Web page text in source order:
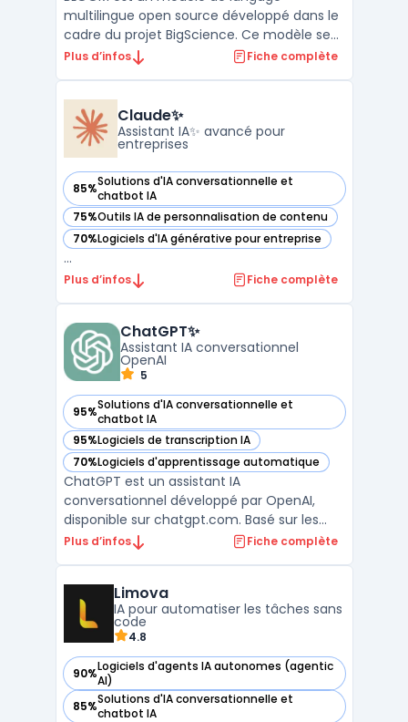
multilingue open source développé dans le
cadre du projet BigScience. Ce modèle se
distingue par sa capacité à générer du
milliards de paramètres, il figure parmi les
plus grands modèles de ...
Plus d’infos Fiche complète
Claude✨
Assistant IA✨ avancé pour
entreprises
85%Solutions d'IA conversationnelle et
chatbot IA
— voir Claude✨ dans cette catégorie
75%Outils IA de personnalisation de contenu
— voir Claude✨ dans cette catégorie
70%Logiciels d'IA générative pour entreprise
— voir Claude✨ dans cette catégorie
...
Plus d’infos Fiche complète
ChatGPT✨
Assistant IA conversationnel
OpenAI
5
95%Solutions d'IA conversationnelle et
chatbot IA
— voir ChatGPT✨ dans cette catégorie
95%Logiciels de transcription IA
— voir ChatGPT✨ dans cette catégorie
70%Logiciels d'apprentissage automatique
— voir ChatGPT✨ dans cette catégorie
ChatGPT est un assistant IA
conversationnel développé par OpenAI,
disponible sur chatgpt.com. Basé sur les
modèles GPT-4o, o3 et o4-mini selon le
structurées. OpenAI indique 300 millions
d'utilisateurs hebdom ...
Plus d’infos Fiche complète
Limova
IA pour automatiser les tâches sans
code
4.8
90%Logiciels d'agents IA autonomes (agentic
AI)
— voir Limova dans cette catégorie
85%Solutions d'IA conversationnelle et
chatbot IA
— voir Limova dans cette catégorie